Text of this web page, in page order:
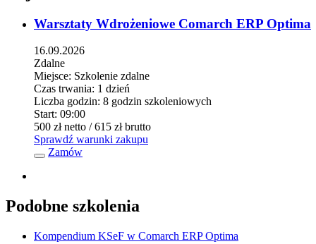
Warsztaty Wdrożeniowe Comarch ERP Optima
16.09.2026
Zdalne
Miejsce: Szkolenie zdalne
Czas trwania: 1 dzień
Liczba godzin: 8 godzin szkoleniowych
Start: 09:00
500 złnetto / 615 złbrutto
Sprawdź warunki zakupu
Zamów
Podobne szkolenia
Kompendium KSeF w Comarch ERP Optima